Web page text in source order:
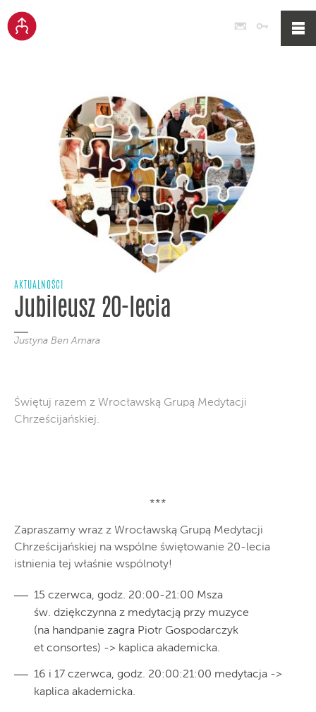
Poczta
AKTUALNOŚCI
Jubileusz 20-lecia
Justyna Ben Amara
Świętuj razem z Wrocławską Grupą Medytacji
Chrześcijańskiej.
***
Zapraszamy wraz z Wrocławską Grupą Medytacji
Chrześcijańskiej na wspólne świętowanie 20-lecia
istnienia tej właśnie wspólnoty!
15 czerwca, godz. 20:00-21:00 Msza
św. dziękczynna z medytacją przy muzyce
(na handpanie zagra Piotr Gospodarczyk
et consortes) -> kaplica akademicka.
16 i 17 czerwca, godz. 20:00:21:00 medytacja ->
kaplica akademicka.